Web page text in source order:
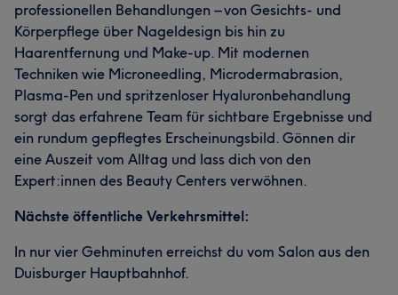
professionellen Behandlungen – von Gesichts- und
Körperpflege über Nageldesign bis hin zu
Haarentfernung und Make-up. Mit modernen
Techniken wie Microneedling, Microdermabrasion,
Plasma-Pen und spritzenloser Hyaluronbehandlung
sorgt das erfahrene Team für sichtbare Ergebnisse und
ein rundum gepflegtes Erscheinungsbild. Gönnen dir
eine Auszeit vom Alltag und lass dich von den
Expert:innen des Beauty Centers verwöhnen.
Nächste öffentliche Verkehrsmittel:
In nur vier Gehminuten erreichst du vom Salon aus den
Duisburger Hauptbahnhof.